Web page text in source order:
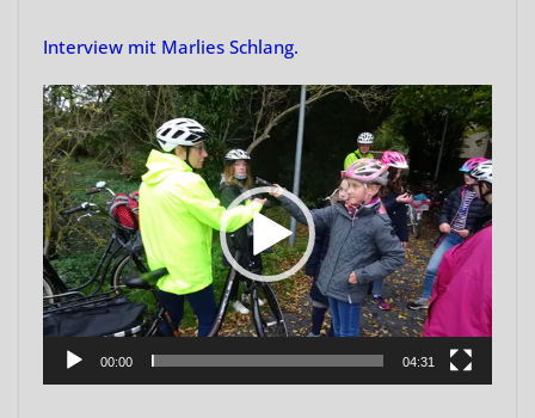
Interview mit Marlies Schlang.
Video-
Player
00:00 04:31